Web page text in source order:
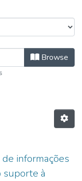
Browse
informações
suporte à